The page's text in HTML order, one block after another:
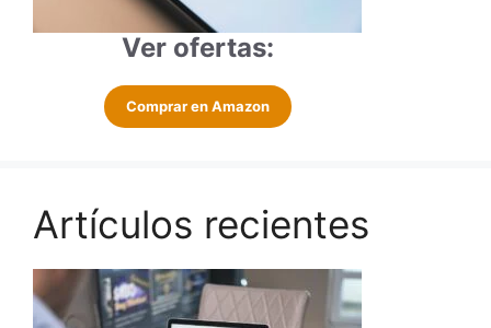
Ver ofertas:
Comprar en Amazon
Artículos recientes